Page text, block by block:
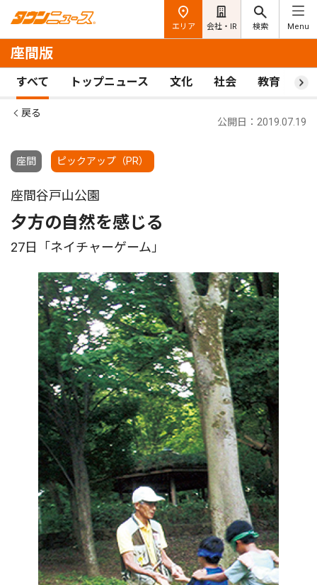
エリア 会社・IR 検索 Menu
座間版
すべて トップニュース 文化 社会 教育 ス
戻る
座間 ピックアップ（PR）
公開日：2019.07.19
座間谷戸山公園
夕方の自然を感じる
27日「ネイチャーゲーム」